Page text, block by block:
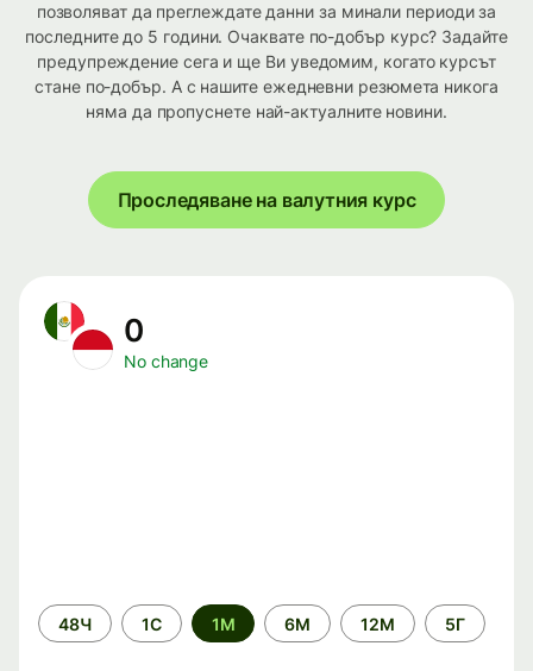
позволяват да преглеждате данни за минали периоди за
последните до 5 години. Очаквате по-добър курс? Задайте
предупреждение сега и ще Ви уведомим, когато курсът
стане по-добър. А с нашите ежедневни резюмета никога
няма да пропуснете най-актуалните новини.
Проследяване на валутния курс
0
No change
Time
period
48Ч 1С 1М 6М 12М 5Г